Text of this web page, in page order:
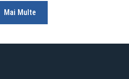
Mai Multe